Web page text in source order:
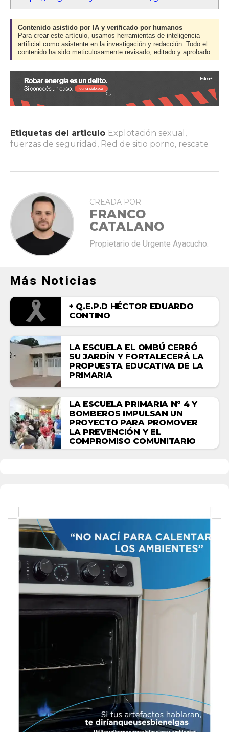
Contenido asistido por IA y verificado por humanos
Para crear este artículo, usamos herramientas de inteligencia
artificial como asistente en la investigación y redacción. Todo el
contenido ha sido meticulosamente revisado, editado y aprobado.
Etiquetas del articulo Explotación sexual ,
fuerzas de seguridad , Red de sitio porno, rescate
CREADA POR
FRANCO
CATALANO
Propietario de Urgente Ayacucho.
Más Noticias
+ Q.E.P.D HÉCTOR EDUARDO
CONTINO
LA ESCUELA EL OMBÚ CERRÓ
SU JARDÍN Y FORTALECERÁ LA
PROPUESTA EDUCATIVA DE LA
PRIMARIA
LA ESCUELA PRIMARIA N° 4 Y
BOMBEROS IMPULSAN UN
PROYECTO PARA PROMOVER
LA PREVENCIÓN Y EL
COMPROMISO COMUNITARIO